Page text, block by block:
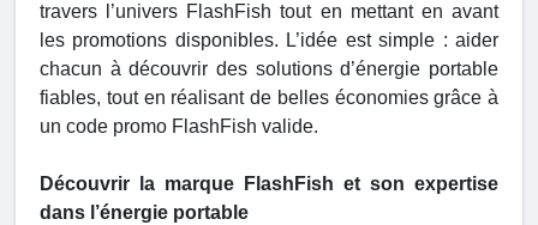
travers l’univers FlashFish tout en mettant en avant
les promotions disponibles. L’idée est simple : aider
chacun à découvrir des solutions d’énergie portable
fiables, tout en réalisant de belles économies grâce à
un code promo FlashFish valide.
Découvrir la marque FlashFish et son expertise
dans l’énergie portable